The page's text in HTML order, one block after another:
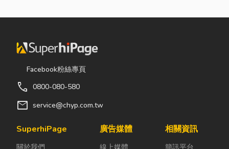
資源管理。透
理設備規劃，
不僅能改善水
質、提升用水
配廢水處理工
程與回收水工
成本，實現節
的融資方式，
能取得資金應
依承作單位不
為證券公司的
公室時，常覺
辦公室空間設
Facebook粉絲專頁
call 0800-080-580
mail service@chyp.com.tw
SuperhiPage
關於我們
廣告媒體
線上媒體
相關資訊
簡訊平台